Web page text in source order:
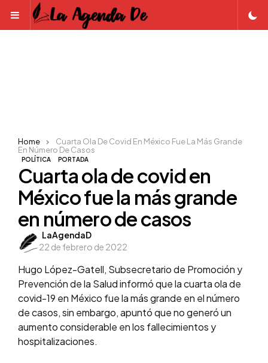
Menu
POLÍTICA PORTADA
Cuarta ola de covid en
México fue la más grande
en número de casos
Posted
by
LaAgendaD
22 de febrero de 2022
Home
Cuarta Ola De Covid En México Fue La Más Grande
En Número De Casos
Hugo López-Gatell, Subsecretario de Promoción y
Prevención de la Salud informó que la cuarta ola de
covid-19 en México fue la más grande en el número
de casos, sin embargo, apuntó que no generó un
aumento considerable en los fallecimientos y
hospitalizaciones.